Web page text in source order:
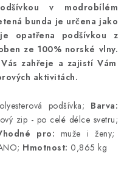
v modrobílém
bunda je určena jako
opatřena podšívkou z
ze 100% norské vlny.
zahřeje a zajistí Vám
aktivitách.
podšívka; Barva:
zip - po celé délce svetru;
pro: muže i ženy;
Hmotnost: 0,865 kg